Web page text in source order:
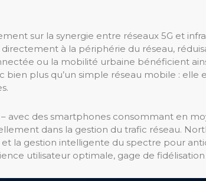
sur la synergie entre réseaux 5G et
à la périphérie du réseau,
ou la mobilité urbaine bénéficient
bien plus qu’un simple réseau mobile :
des smartphones consommant en
dans la gestion du trafic réseau.
la gestion intelligente du spectre pour
utilisateur optimale, gage de